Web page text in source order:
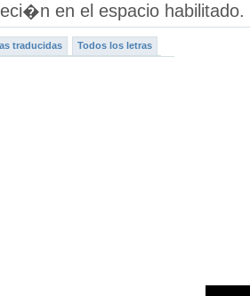
en el espacio habilitado.
traducidas Todos los letras